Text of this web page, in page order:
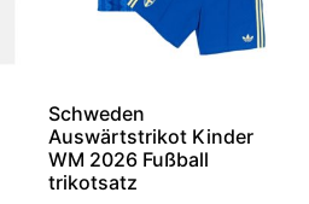
Schweden
Auswärtstrikot Kinder
WM 2026 Fußball
trikotsatz